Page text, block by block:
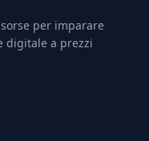
per imparare
digitale a prezzi